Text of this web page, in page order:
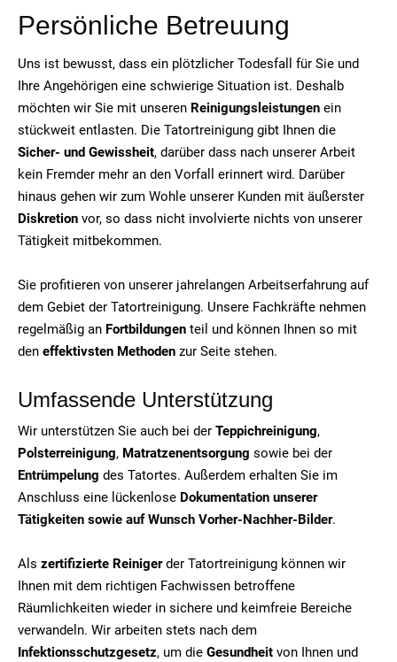
Persönliche Betreuung
Uns ist bewusst, dass ein plötzlicher Todesfall für Sie und
Ihre Angehörigen eine schwierige Situation ist. Deshalb
möchten wir Sie mit unseren Reinigungsleistungen ein
stückweit entlasten. Die Tatortreinigung gibt Ihnen die
Sicher- und Gewissheit, darüber dass nach unserer Arbeit
kein Fremder mehr an den Vorfall erinnert wird. Darüber
hinaus gehen wir zum Wohle unserer Kunden mit äußerster
Diskretion vor, so dass nicht involvierte nichts von unserer
Tätigkeit mitbekommen.
Sie profitieren von unserer jahrelangen Arbeitserfahrung auf
dem Gebiet der Tatortreinigung. Unsere Fachkräfte nehmen
regelmäßig an Fortbildungen teil und können Ihnen so mit
den effektivsten Methoden zur Seite stehen.
Umfassende Unterstützung
Wir unterstützen Sie auch bei der Teppichreinigung,
Polsterreinigung, Matratzenentsorgung sowie bei der
Entrümpelung des Tatortes. Außerdem erhalten Sie im
Anschluss eine lückenlose Dokumentation unserer
Tätigkeiten sowie auf Wunsch Vorher-Nachher-Bilder.
Als zertifizierte Reinigerder Tatortreinigung können wir
Ihnen mit dem richtigen Fachwissen betroffene
Räumlichkeiten wieder in sichere und keimfreie Bereiche
verwandeln. Wir arbeiten stets nach dem
Infektionsschutzgesetz, um die Gesundheit von Ihnen und